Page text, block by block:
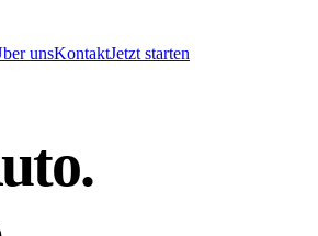
unsKontaktJetzt starten